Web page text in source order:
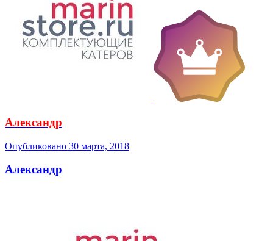
Александр
Опубликовано 30 марта, 2018
Александр